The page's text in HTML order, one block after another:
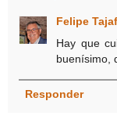
Felipe
Hay que
buenísimo,
Responder